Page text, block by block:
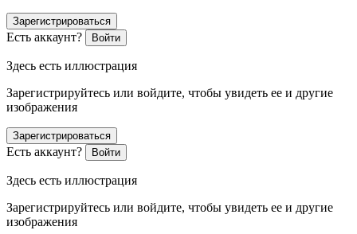
Зарегистрироваться
Есть аккаунт? Войти
Здесь есть иллюстрация
Зарегистрируйтесь или войдите, чтобы увидеть ее и другие
изображения
Зарегистрироваться
Есть аккаунт? Войти
Здесь есть иллюстрация
Зарегистрируйтесь или войдите, чтобы увидеть ее и другие
изображения